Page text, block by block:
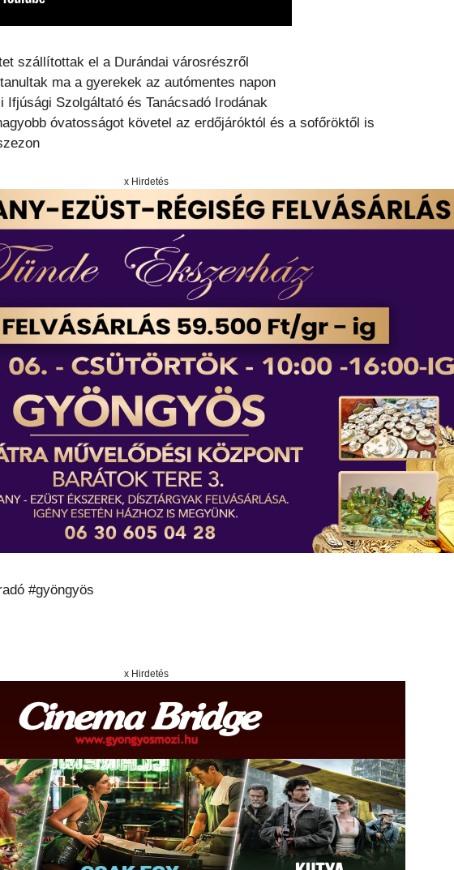
szállítottak el a Durándai városrészről
ma a gyerekek az autómentes napon
Szolgáltató és Tanácsadó Irodának
óvatosságot követel az erdőjáróktól és a sofőröktől is
x Hirdetés
#gyöngyös
x Hirdetés